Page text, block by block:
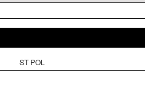
Article
ST POL